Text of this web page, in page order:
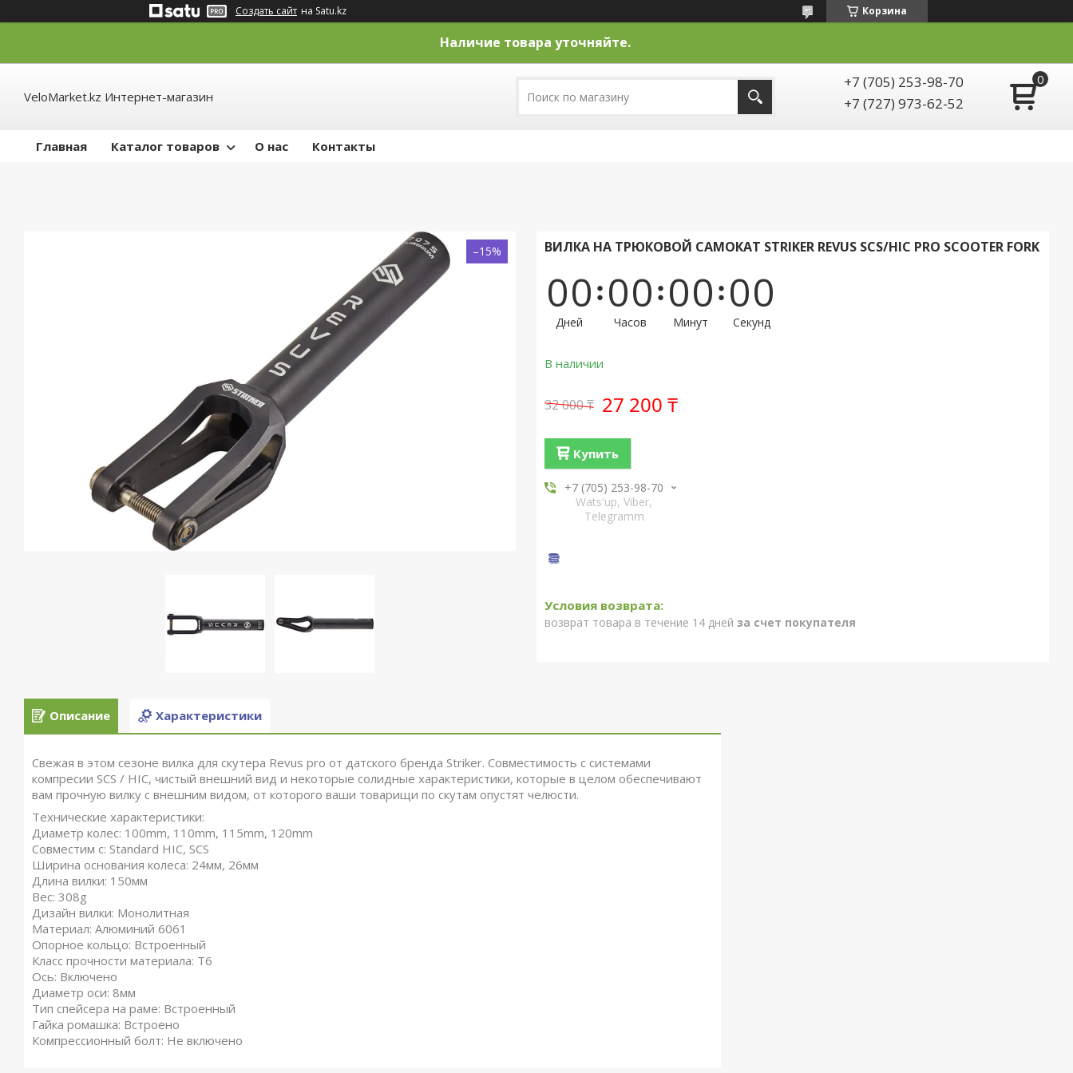
Создать сайт на Satu.kz Корзина
Наличие товара уточняйте.
VeloMarket.kz Интернет-магазин
+7 (705) 253-98-70
+7 (727) 973-62-52
Главная Каталог товаров О нас Контакты
–15% ВИЛКА НА ТРЮКОВОЙ САМОКАТ STRIKER REVUS SCS/HIC PRO SCOOTER FORK
00
Дней
00
Часов
00
Минут
00
Секунд
В наличии
32 000 ₸ 27 200 ₸
Купить
+7 (705) 253-98-70
Wats'up, Viber,
Telegramm
возврат товара в течение 14 дней за счет покупателя
Описание Характеристики
Свежая в этом сезоне вилка для скутера Revus pro от датского бренда Striker. Совместимость с системами
компресии SCS / HIC, чистый внешний вид и некоторые солидные характеристики, которые в целом обеспечивают
вам прочную вилку с внешним видом, от которого ваши товарищи по скутам опустят челюсти.
Технические характеристики:
Диаметр колес: 100mm, 110mm, 115mm, 120mm
Совместим с: Standard HIC, SCS
Ширина основания колеса: 24мм, 26мм
Длина вилки: 150мм
Вес: 308g
Дизайн вилки: Монолитная
Материал: Алюминий 6061
Опорное кольцо: Встроенный
Класс прочности материала: T6
Ось: Включено
Диаметр оси: 8мм
Тип спейсера на раме: Встроенный
Гайка ромашка: Встроено
Компрессионный болт: Не включено